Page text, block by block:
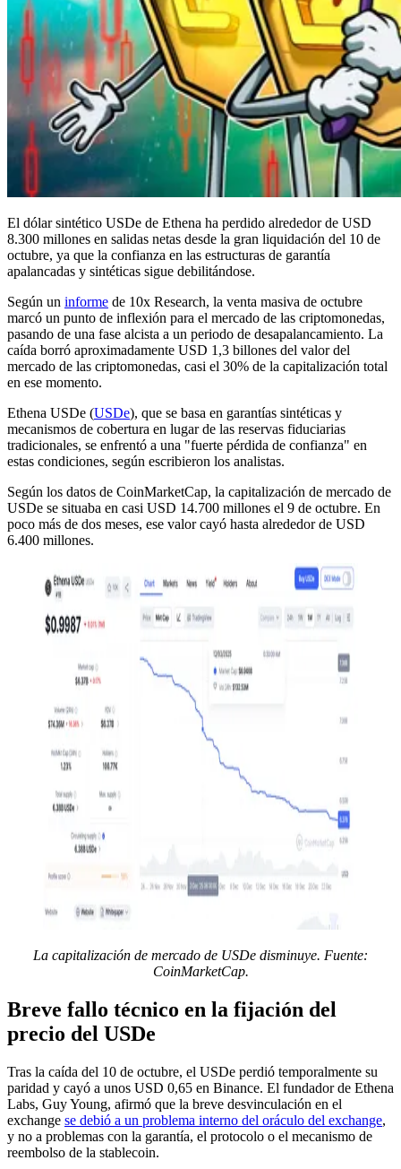
El dólar sintético USDe de Ethena ha perdido alrededor de USD
8.300 millones en salidas netas desde la gran liquidación del 10 de
octubre, ya que la confianza en las estructuras de garantía
apalancadas y sintéticas sigue debilitándose.
Según un informe de 10x Research, la venta masiva de octubre
marcó un punto de inflexión para el mercado de las criptomonedas,
pasando de una fase alcista a un periodo de desapalancamiento. La
caída borró aproximadamente USD 1,3 billones del valor del
mercado de las criptomonedas, casi el 30% de la capitalización total
en ese momento.
Ethena USDe (USDe), que se basa en garantías sintéticas y
mecanismos de cobertura en lugar de las reservas fiduciarias
tradicionales, se enfrentó a una "fuerte pérdida de confianza" en
estas condiciones, según escribieron los analistas.
Según los datos de CoinMarketCap, la capitalización de mercado de
USDe se situaba en casi USD 14.700 millones el 9 de octubre. En
poco más de dos meses, ese valor cayó hasta alrededor de USD
6.400 millones.
La capitalización de mercado de USDe disminuye. Fuente:
CoinMarketCap.
Breve fallo técnico en la fijación del
precio del USDe
Tras la caída del 10 de octubre, el USDe perdió temporalmente su
paridad y cayó a unos USD 0,65 en Binance. El fundador de Ethena
Labs, Guy Young, afirmó que la breve desvinculación en el
exchange se debió a un problema interno del oráculo del exchange,
y no a problemas con la garantía, el protocolo o el mecanismo de
reembolso de la stablecoin.